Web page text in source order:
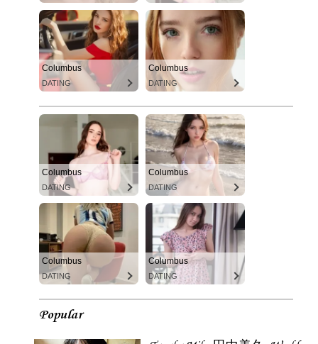
Columbus
DATING
Columbus
DATING
Columbus
DATING
Columbus
DATING
Columbus
DATING
Columbus
DATING
Popular